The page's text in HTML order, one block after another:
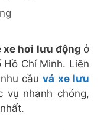
xe hơi lưu động ở
Chí Minh. Liên
cầuvá xe lưu
vụ nhanh chóng,